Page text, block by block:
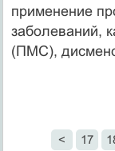
применение
заболеваний,
(ПМС),
< 17